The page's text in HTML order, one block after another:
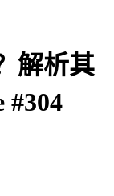
解析其
#304